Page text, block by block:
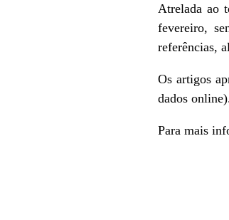
Atrelada ao
fevereiro,
referências,
Os artigos
dados
Para mais